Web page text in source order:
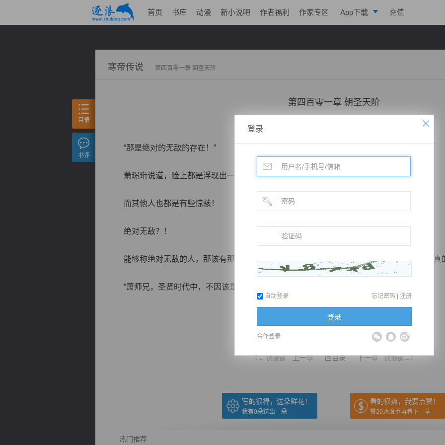
首页 书库 动漫 新小说吧 作者福利 作家专区 App下载 充值
寒帝传说 第四百零一章 朝圣天阶
第四百零一章 朝圣天阶
更新时间：2017-02-23 23:04 字数：2094
“那是绝对的无敌的存在！”
萧璟珩说道，脸上都是浮现出一抹激动的神色。
而其他人也都是有些惊骇！
绝对无敌？！
能够称绝对无敌的人，那该有那般实力才敢称无敌的存在啊，由此可见，这慕枫扬的实力真
“萧师兄，圣贤时代中，不因该是圣贤辈出么，为...
（← 快捷键 上一章 回目录 下一章 快捷键→）
写的很棒，送朵鲜花！
我有0朵送出一朵
看的很爽，我要点赞！
赞20逐浪币再看下一章
热门推荐
目录
书评
登录
自动登录 忘记密码 | 注册
登录
合作登录